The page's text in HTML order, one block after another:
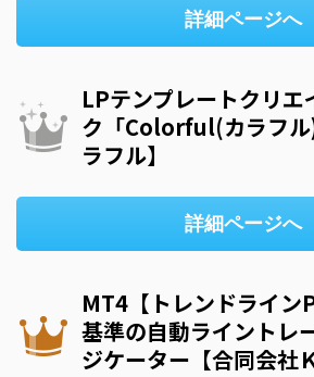
詳細ページへ
LPテンプレートクリエ
ク「Colorful(カラフル
ラフル】
詳細ページへ
MT4【トレンドライン
基準の自動ライントレ
ジケーター【合同会社